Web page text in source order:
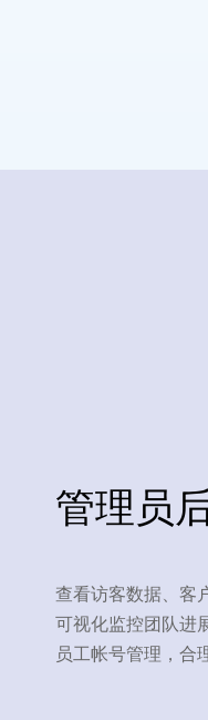
管理员
查看访客数据、客
可视化监控团队进
员工帐号管理，合